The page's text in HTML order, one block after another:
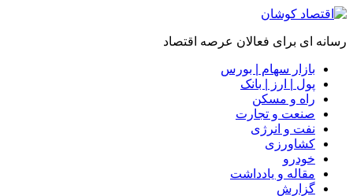
رسانه ای برای فعالان عرصه اقتصاد
بازار سهام | بورس
پول | ارز | بانک
راه و مسکن
صنعت و تجارت
نفت و انرژی
کشاورزی
خودرو
مقاله و یادداشت
گزارش